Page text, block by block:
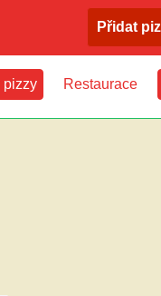
Přidat
pizzy Restaurace